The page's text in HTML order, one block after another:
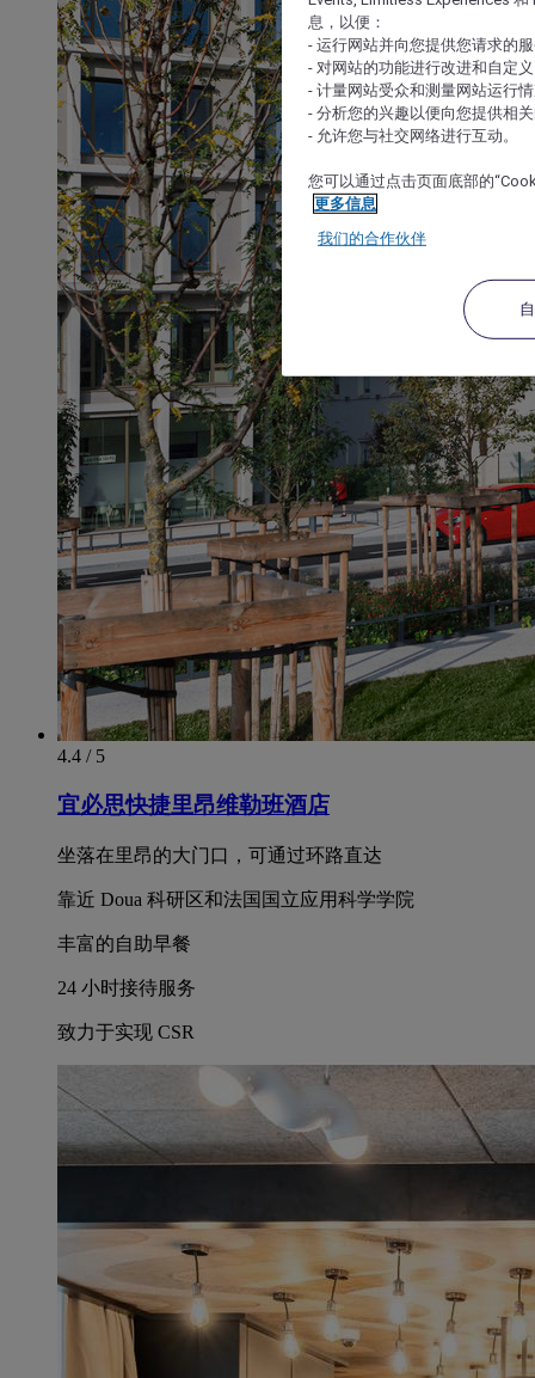
4.4 / 5
宜必思快捷里昂维勒班酒店
坐落在里昂的大门口，可通过环路直达
靠近 Doua 科研区和法国国立应用科学学院
丰富的自助早餐
24 小时接待服务
致力于实现 CSR
息，以便：
- 运行网站并向您提供您请求的
- 对网站的功能进行改进和自定义
- 计量网站受众和测量网站运行
- 分析您的兴趣以便向您提供相
- 允许您与社交网络进行互动。
您可以通过点击页面底部的
更多信息
我们的合作伙伴